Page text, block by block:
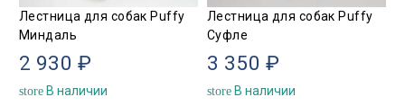
Лестница для собак Puffy
Миндаль
2 930 ₽
store В наличии
Лестница для собак Puffy
Суфле
3 350 ₽
store В наличии